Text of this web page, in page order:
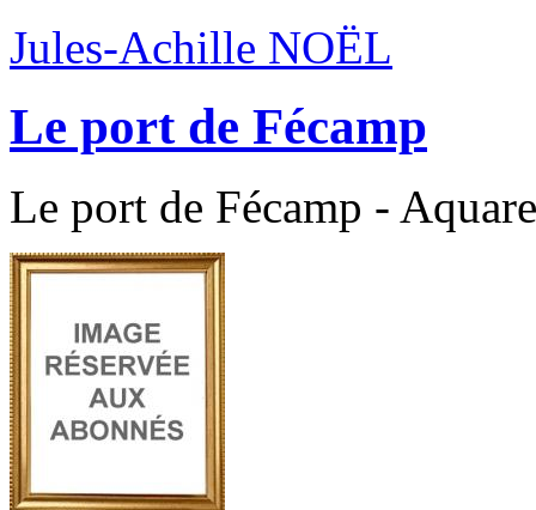
Jules-Achille NOËL
Le port de Fécamp
Le port de Fécamp -